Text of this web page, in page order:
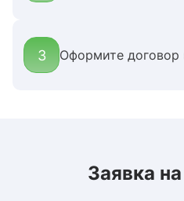
3 Оформите договор
Заявка